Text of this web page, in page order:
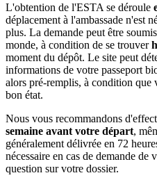
L'obtention de l'ESTA se déroule
déplacement à l'ambassade n'est
plus. La demande peut être
monde, à condition de se trouver
moment du dépôt. Le site peut
informations de votre passeport
alors pré-remplis, à condition que
bon état.
Nous vous recommandons
semaine avant votre départ,
généralement délivrée en 72
nécessaire en cas de demande
question sur votre dossier.